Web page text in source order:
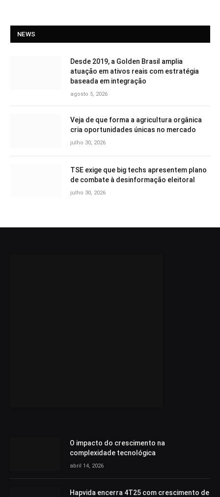
NEWS
Desde 2019, a Golden Brasil amplia
atuação em ativos reais com estratégia
baseada em integração
agosto 5, 2026
Veja de que forma a agricultura orgânica
cria oportunidades únicas no mercado
julho 30, 2026
TSE exige que big techs apresentem plano
de combate à desinformação eleitoral
julho 30, 2026
O impacto do crescimento na
complexidade tecnológica
abril 14, 2026
Hapvida encerra 4T25 com crescimento de